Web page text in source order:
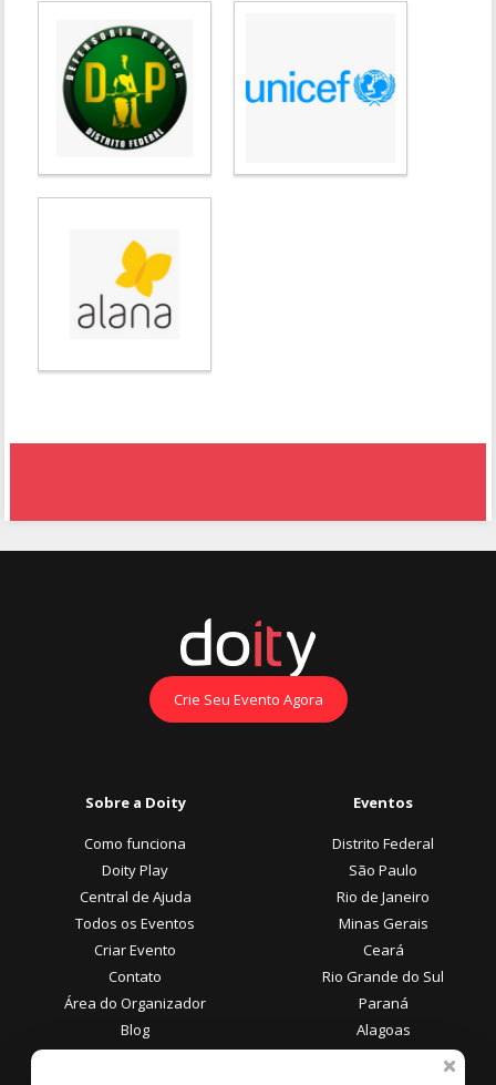
Crie Seu Evento Agora
Sobre a Doity
Como funciona
Doity Play
Central de Ajuda
Todos os Eventos
Criar Evento
Contato
Área do Organizador
Blog
Eventos
Distrito Federal
São Paulo
Rio de Janeiro
Minas Gerais
Ceará
Rio Grande do Sul
Paraná
Alagoas